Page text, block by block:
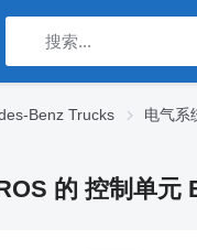
Benz Trucks 电气系
的 控制单元